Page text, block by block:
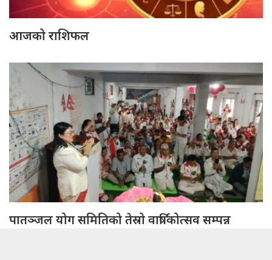
आजको राशिफल
पातञ्जल योग समितिको तेस्रो वार्षिकोत्सव सम्पन्न